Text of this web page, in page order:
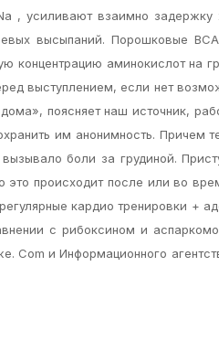
, усиливают взаимно
высыпаний. Порошковые
концентрацию аминокислот на
выступлением, если нет
поясняет наш источник,
им анонимность. Причем
боли за грудиной.
происходит после или во
кардио тренировки +
с рибоксином и
Com и Информационного